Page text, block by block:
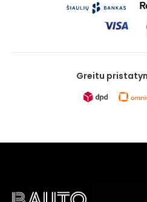
Greitu